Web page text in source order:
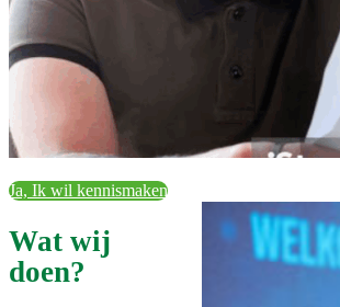
Ja, Ik wil kennismaken
Wat wij
doen?